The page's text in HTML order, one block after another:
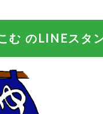
む のLINEスタ